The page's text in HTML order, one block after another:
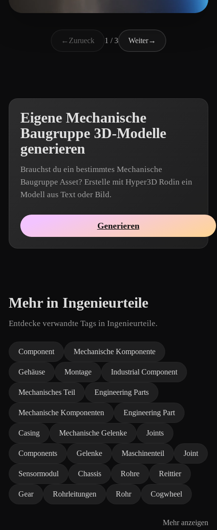
← Zurueck 1 / 3 Weiter→
Eigene Mechanische
Baugruppe 3D-Modelle
generieren
Brauchst du ein bestimmtes Mechanische
Baugruppe Asset? Erstelle mit Hyper3D Rodin ein
Modell aus Text oder Bild.
Generieren
Mehr in Ingenieurteile
Entdecke verwandte Tags in Ingenieurteile.
Component Mechanische Komponente
Gehäuse Montage Industrial Component
Mechanisches Teil Engineering Parts
Mechanische Komponenten Engineering Part
Casing Mechanische Gelenke Joints
Components Gelenke Maschinenteil Joint
Sensormodul Chassis Rohre Reittier
Gear Rohrleitungen Rohr Cogwheel
Mehr anzeigen